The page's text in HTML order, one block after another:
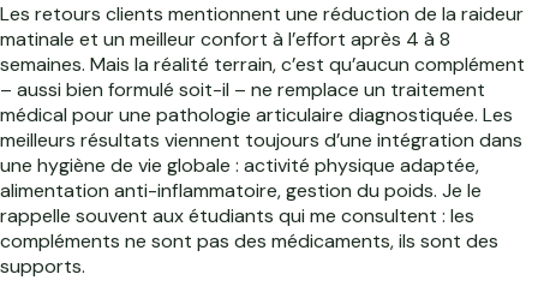
Les retours clients mentionnent une réduction de la raideur
matinale et un meilleur confort à l’effort après 4 à 8
semaines. Mais la réalité terrain, c’est qu’aucun complément
– aussi bien formulé soit-il – ne remplace un traitement
médical pour une pathologie articulaire diagnostiquée. Les
meilleurs résultats viennent toujours d’une intégration dans
une hygiène de vie globale : activité physique adaptée,
alimentation anti-inflammatoire, gestion du poids. Je le
rappelle souvent aux étudiants qui me consultent : les
compléments ne sont pas des médicaments, ils sont des
supports.